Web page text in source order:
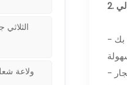
- يأتي المرطب مزودًا بمقياس رطوبة مدمج قابل للتعديل في الأعلى، مما يسمح لك بمراقبة مستويات الرطوبة في السيجار الخاص بك
- يتم تضمين جهاز ترطيب للحفاظ على الرطوبة النسبية ضمن النطاق المثالي من 65% إلى 75%، مما يضمن النشر المثالي للسيجار
ولاعة